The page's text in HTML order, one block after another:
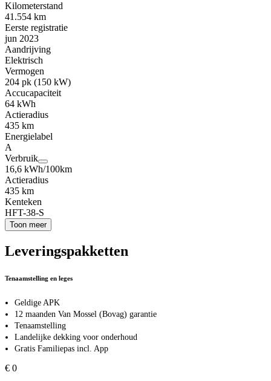
Kilometerstand
41.554 km
Eerste registratie
jun 2023
Aandrijving
Elektrisch
Vermogen
204 pk (150 kW)
Accucapaciteit
64 kWh
Actieradius
435 km
Energielabel
A
Verbruik
16,6 kWh/100km
Actieradius
435 km
Kenteken
HFT-38-S
Toon meer
Leveringspakketten
Tenaamstelling en leges
Geldige APK
12 maanden Van Mossel (Bovag) garantie
Tenaamstelling
Landelijke dekking voor onderhoud
Gratis Familiepas incl. App
€ 0